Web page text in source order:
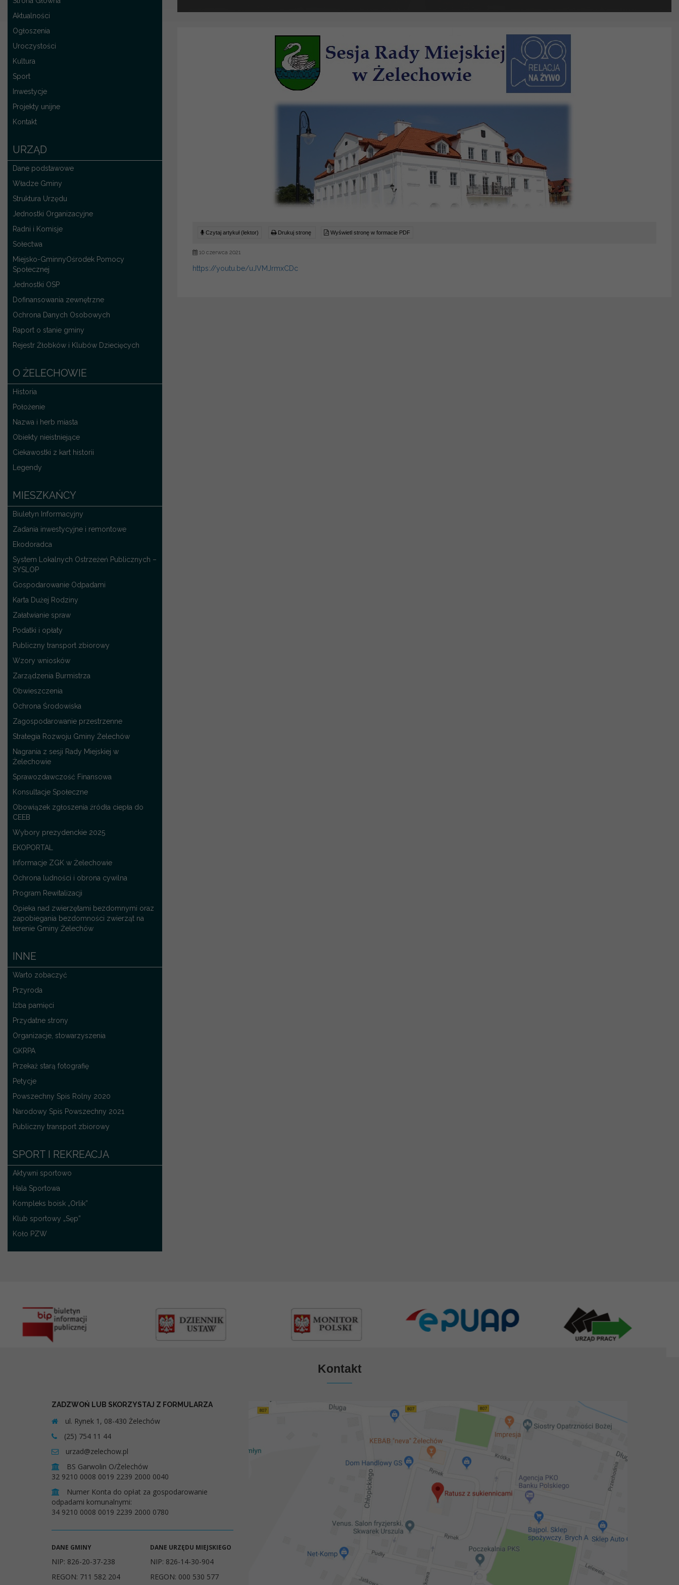
Aktualności
Ogłoszenia
Uroczystości
Kultura
Sport
Inwestycje
Projekty unijne
Kontakt
URZĄD
Dane podstawowe
Władze Gminy
Struktura Urzędu
Jednostki Organizacyjne
Radni i Komisje
Sołectwa
Miejsko-GminnyOśrodek Pomocy
Społecznej
Jednostki OSP
Dofinansowania zewnętrzne
Ochrona Danych Osobowych
Raport o stanie gminy
Rejestr Żłobków i Klubów Dziecięcych
O ŻELECHOWIE
Historia
Położenie
Nazwa i herb miasta
Obiekty nieistniejące
Ciekawostki z kart historii
Legendy
MIESZKAŃCY
Biuletyn Informacyjny
Zadania inwestycyjne i remontowe
Ekodoradca
System Lokalnych Ostrzeżeń Publicznych –
SYSLOP
Gospodarowanie Odpadami
Karta Dużej Rodziny
Załatwianie spraw
Podatki i opłaty
Publiczny transport zbiorowy
Wzory wniosków
Zarządzenia Burmistrza
Obwieszczenia
Ochrona Środowiska
Zagospodarowanie przestrzenne
Strategia Rozwoju Gminy Żelechów
Nagrania z sesji Rady Miejskiej w
Żelechowie
Sprawozdawczość Finansowa
Konsultacje Społeczne
Obowiązek zgłoszenia źródła ciepła do
CEEB
Wybory prezydenckie 2025
EKOPORTAL
Informacje ZGK w Żelechowie
Ochrona ludności i obrona cywilna
Program Rewitalizacji
Opieka nad zwierzętami bezdomnymi oraz
zapobiegania bezdomności zwierząt na
terenie Gminy Żelechów
INNE
Warto zobaczyć
Przyroda
Izba pamięci
Przydatne strony
Organizacje, stowarzyszenia
GKRPA
Przekaż starą fotografię
Petycje
Powszechny Spis Rolny 2020
Narodowy Spis Powszechny 2021
Publiczny transport zbiorowy
SPORT I REKREACJA
Aktywni sportowo
Hala Sportowa
Kompleks boisk „Orlik”
Klub sportowy „Sęp”
Koło PZW
Czytaj artykuł (lektor) Drukuj stronę Wyświetl stronę w formacie PDF
10 czerwca 2021
https://youtu.be/uJVMJrmxCDc
Kontakt
ZADZWOŃ LUB SKORZYSTAJ Z FORMULARZA
ul. Rynek 1, 08-430 Żelechów
(25) 754 11 44
urzad@zelechow.pl
BS Garwolin O/Żelechów
32 9210 0008 0019 2239 2000 0040
Numer Konta do opłat za gospodarowanie
odpadami komunalnymi:
34 9210 0008 0019 2239 2000 0780
DANE GMINY
NIP: 826-20-37-238
REGON: 711 582 204
DANE URZĘDU MIEJSKIEGO
NIP: 826-14-30-904
REGON: 000 530 577